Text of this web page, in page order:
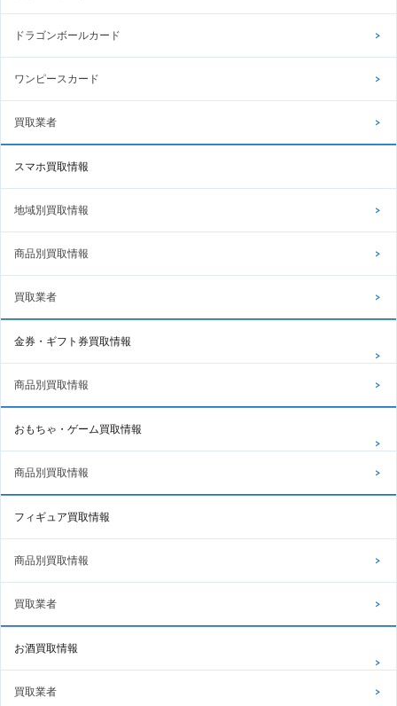
ドラゴンボールカード
ワンピースカード
買取業者
スマホ買取情報
地域別買取情報
商品別買取情報
買取業者
金券・ギフト券買取情報
商品別買取情報
おもちゃ・ゲーム買取情報
商品別買取情報
フィギュア買取情報
商品別買取情報
買取業者
お酒買取情報
買取業者